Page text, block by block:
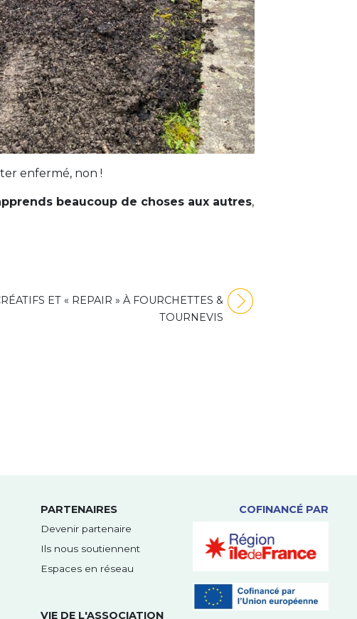
enfermé, non !
beaucoup de choses aux autres,
ET « REPAIR » À FOURCHETTES &
TOURNEVIS
PARTENAIRES
Devenir partenaire
Ils nous soutiennent
Espaces en réseau
VIE DE L'ASSOCIATION
COFINANCÉ PAR